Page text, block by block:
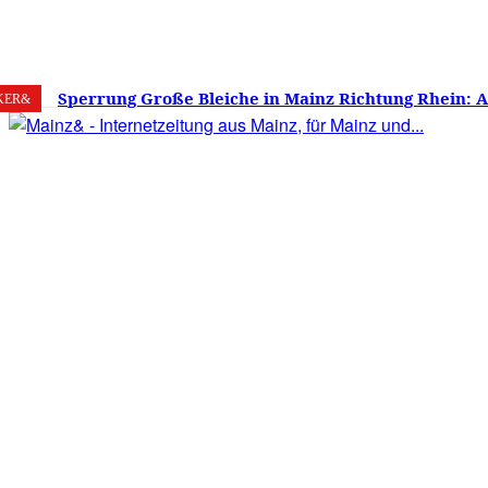
7. August 2026 22 Mainz
Sperrung Große Bleiche in Mainz Richtung Rhein:
verwirrt, Mainzer stinksauer – Haben die Mainzer